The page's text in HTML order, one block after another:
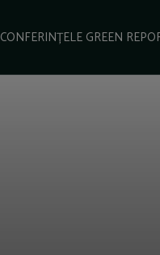
CONFERINȚELE GREEN
SCHIMBĂRI CLIMATICE